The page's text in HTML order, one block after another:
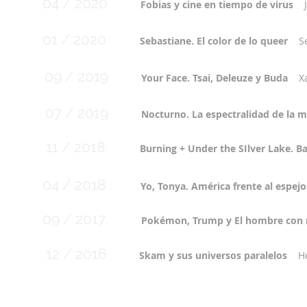
Fobias y cine en tiempo de virus
Sebastiane. El color de lo queer
Your Face. Tsai, Deleuze y Buda
Nocturno. La espectralidad de la
Burning + Under the SIlver Lake.
Yo, Tonya. América frente al espejo
Pokémon, Trump y El hombre con
Skam y sus universos paralelos